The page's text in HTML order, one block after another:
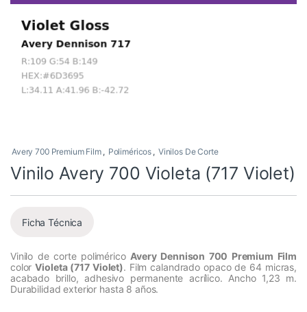
Avery 700 Premium Film , Poliméricos , Vinilos De Corte
Vinilo Avery 700 Violeta (717 Violet)
Ficha Técnica
Vinilo de corte polimérico Avery Dennison 700 Premium Film
colorVioleta (717 Violet). Film calandrado opaco de 64 micras,
acabado brillo, adhesivo permanente acrílico. Ancho 1,23 m.
Durabilidad exterior hasta 8 años.